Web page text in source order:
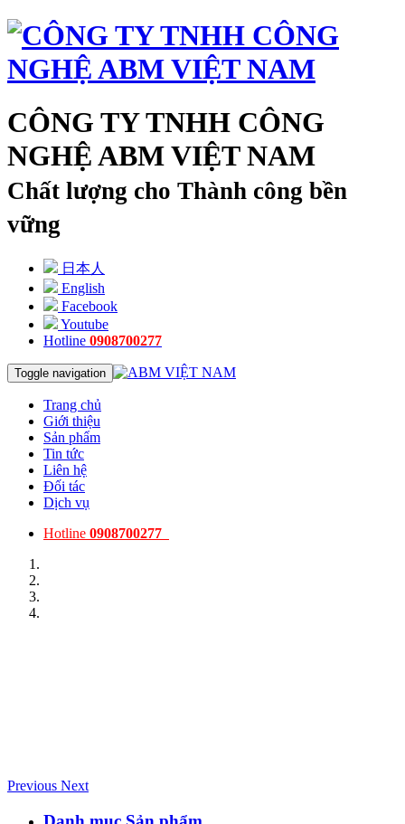
CÔNG TY TNHH CÔNG
NGHỆ ABM VIỆT NAM
Chất lượng cho Thành công bền
vững
日本人
English
Facebook
Youtube
Hotline 0908700277
Toggle navigation
Trang chủ
Giới thiệu
Sản phẩm
Tin tức
Liên hệ
Đối tác
Dịch vụ
Hotline 0908700277
Previous Next